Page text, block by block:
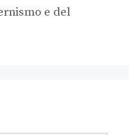
e del